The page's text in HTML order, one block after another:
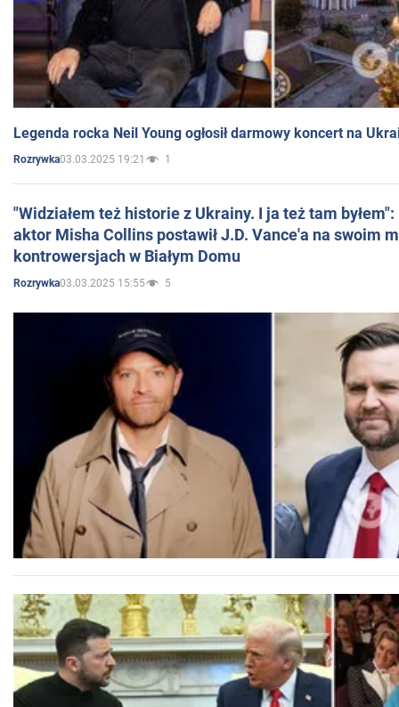
Legenda rocka Neil Young ogłosił darmowy koncert na
Rozrywka03.03.2025 19:21 1
"Widziałem też historie z Ukrainy. I ja też tam
aktor Misha Collins postawił J.D. Vance'a na swoim
kontrowersjach w Białym Domu
Rozrywka03.03.2025 15:55 5